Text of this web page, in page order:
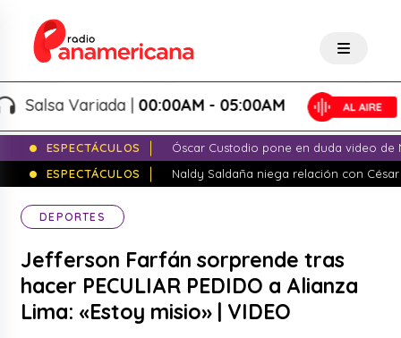
Variada |00:00AM - 05:00AM
ESPECTÁCULOS
Óscar Custodio pone en duda video de
ESPECTÁCULOS
Naldy Saldaña niega relación con
DEPORTES
Jefferson Farfán sorprende tras
hacer PECULIAR PEDIDO a Alianza
Lima: «Estoy misio» | VIDEO